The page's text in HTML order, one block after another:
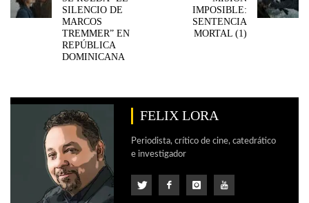
SILENCIO DE
MARCOS
TREMMER” EN
REPÚBLICA
DOMINICANA
IMPOSIBLE:
SENTENCIA
MORTAL (1)
FELIX LORA
Periodista, crítico de cine, catedrático
e investigador